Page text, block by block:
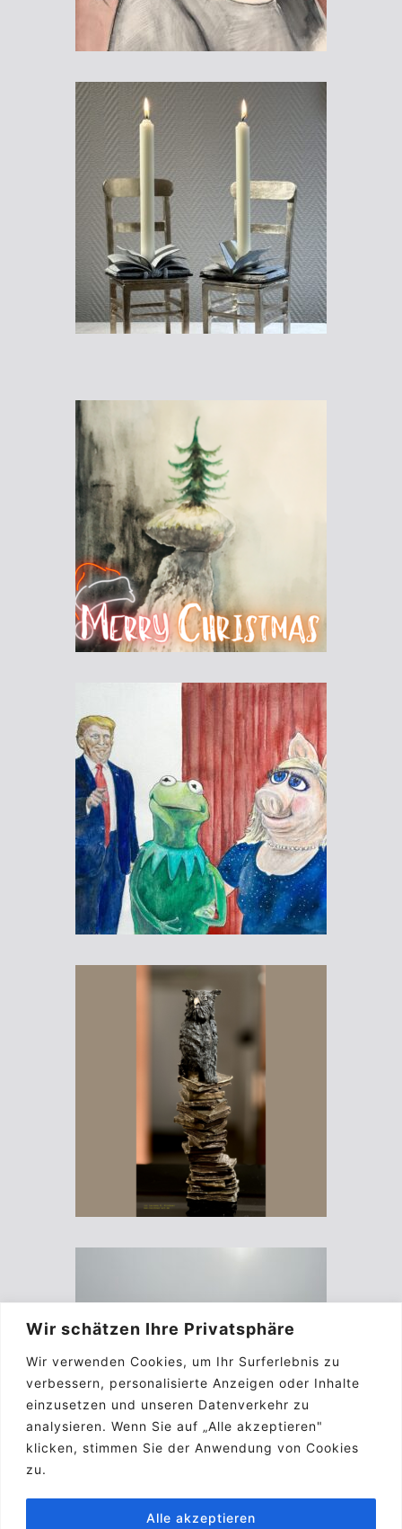
Wir schätzen Ihre Privatsphäre
Wir verwenden Cookies, um Ihr Surferlebnis zu
verbessern, personalisierte Anzeigen oder Inhalte
einzusetzen und unseren Datenverkehr zu
analysieren. Wenn Sie auf „Alle akzeptieren"
klicken, stimmen Sie der Anwendung von Cookies
zu.
Alle akzeptieren